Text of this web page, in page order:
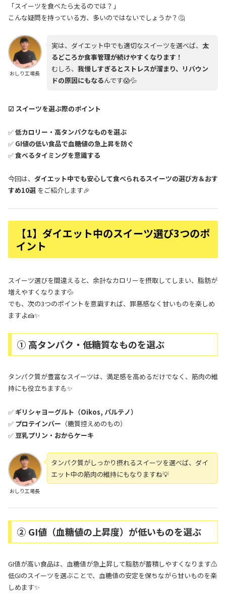
「スイーツを食べたら太るのでは？」
こんな疑問を持っている方、多いのではないでしょうか？🤔
おしり工場長
実は、ダイエット中でも適切なスイーツを選べば、 太
るどころか食事管理が続けやすくなります！
むしろ、 我慢しすぎるとストレスが溜まり、リバウン
ドの原因にもなるんです😱💦
☑ スイーツを選ぶ際のポイント
✅低カロリー・高タンパクなものを選ぶ
✅ GI値の低い食品で血糖値の急上昇を防ぐ
✅食べるタイミングを意識する
今回は、 ダイエット中でも安心して食べられるスイーツの選び方＆おす
すめ10選 をご紹介します🎉
【1】ダイエット中のスイーツ選び3つのポ
イント
スイーツ選びを間違えると、余計なカロリーを摂取してしまい、脂肪が
増えやすくなります💦
でも、次の3つのポイントを意識すれば、罪悪感なく甘いものを楽しめ
ますよ🍰✨
① 高タンパク・低糖質なものを選ぶ
タンパク質が豊富なスイーツは、満足感を高めるだけでなく、筋肉の維
持にも役立ちます💪✨
✅ ギリシャヨーグルト（Oikos, パルテノ）
✅ プロテインバー （糖質控えめのもの）
✅ 豆乳プリン・おからケーキ
おしり工場長
タンパク質がしっかり摂れるスイーツを選べば、ダイ
エット中の筋肉の維持にもなりますね💡
② GI値（血糖値の上昇度）が低いものを選ぶ
GI値が高い食品は、血糖値が急上昇して脂肪が蓄積しやすくなります⚠
低GIのスイーツを選ぶことで、血糖値の安定を保ちながら甘いものを楽
しめます✨